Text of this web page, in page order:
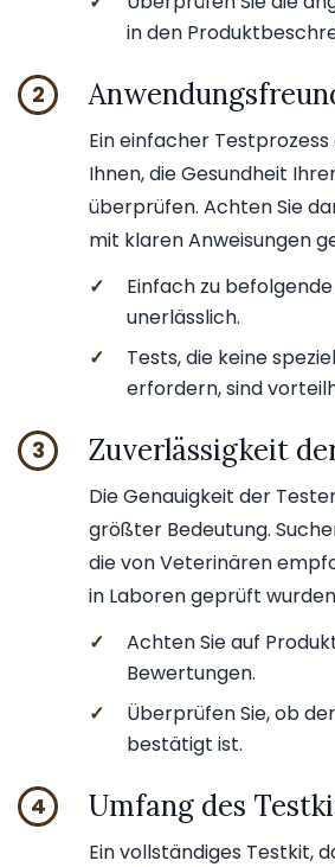
in den
2
Ein einfacher
Ihnen, die Gesundheit
überprüfen. Achten Sie
mit klaren Anweisungen
✓
Einfach zu
unerlässlich.
✓
Tests, die keine
erfordern, sind
3 Zuverlässigkeit
Die Genauigkeit der
größter Bedeutung.
die von Veterinären
in Laboren geprüft
✓
Achten Sie auf
Bewertungen.
✓
Überprüfen Sie, ob
bestätigt ist.
4 Umfang des
Ein vollständiges Testkit,